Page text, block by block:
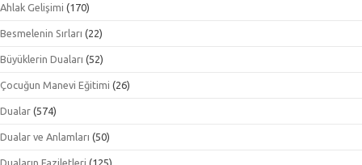
Ahlak Gelişimi (170)
Besmelenin Sırları (22)
Büyüklerin Duaları (52)
Çocuğun Manevi Eğitimi (26)
Dualar (574)
Dualar ve Anlamları (50)
Duaların Faziletleri (125)